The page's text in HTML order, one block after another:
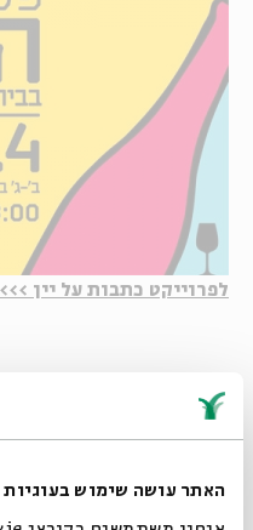
האתר עושה שימוש בעוגיות
לפרוייקט כתבות על יין >>>
יומיים של חגיגה בהם